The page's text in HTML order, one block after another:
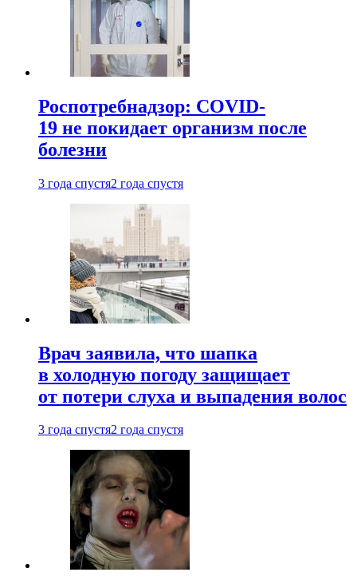
Роспотребнадзор: COVID-
19 не покидает организм после
болезни
3 года спустя2 года спустя
Врач заявила, что шапка
в холодную погоду защищает
от потери слуха и выпадения волос
3 года спустя2 года спустя